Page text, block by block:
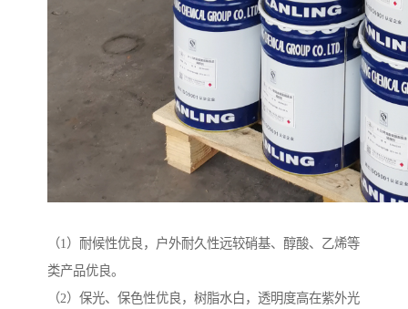
（1）耐候性优良，户外耐久性远较硝基、醇酸、乙烯等
类产品优良。
（2）保光、保色性优良，树脂水白，透明度高在紫外光